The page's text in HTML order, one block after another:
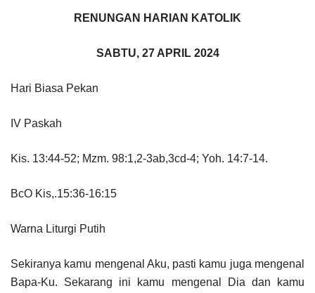
RENUNGAN HARIAN KATOLIK
SABTU, 27 APRIL 2024
Hari Biasa Pekan
IV Paskah
Kis. 13:44-52; Mzm. 98:1,2-3ab,3cd-4; Yoh. 14:7-14.
BcO Kis,.15:36-16:15
Warna Liturgi Putih
Sekiranya kamu mengenal Aku, pasti kamu juga mengenal
Bapa-Ku. Sekarang ini kamu mengenal Dia dan kamu